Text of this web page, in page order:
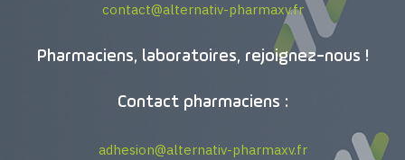
contact@alternativ-pharmaxv.fr
Pharmaciens, laboratoires, rejoignez-nous !
Contact pharmaciens :
adhesion@alternativ-pharmaxv.fr